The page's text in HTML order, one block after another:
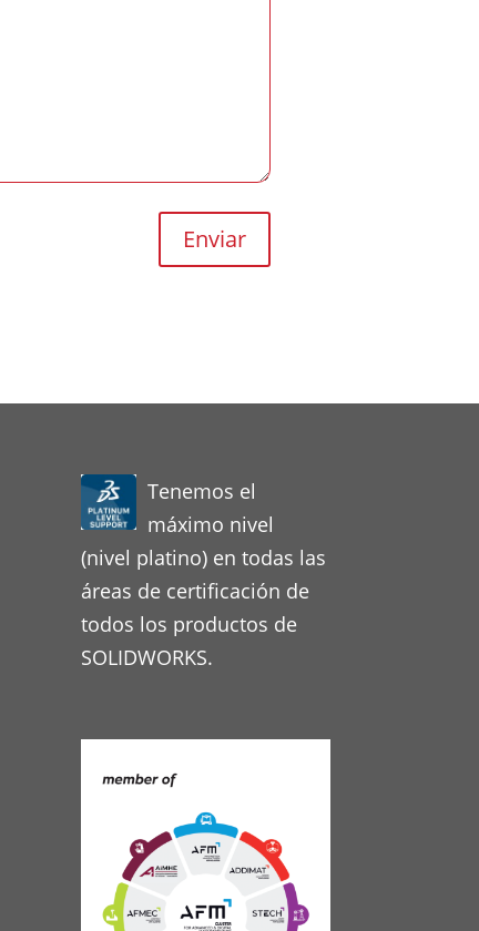
Tenemos el
máximo nivel
(nivel platino) en todas las
áreas de certificación de
todos los productos de
SOLIDWORKS.